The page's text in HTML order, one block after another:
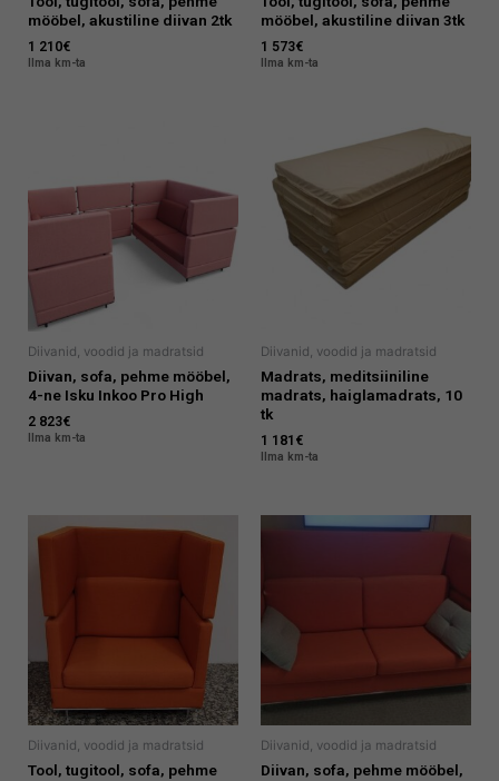
mööbel, akustiline diivan 2tk
1 210€
Ilma km-ta
mööbel, akustiline diivan 3tk
1 573€
Ilma km-ta
Diivanid, voodid ja madratsid
Diivan, sofa, pehme mööbel,
4-ne Isku Inkoo Pro High
2 823€
Ilma km-ta
Diivanid, voodid ja madratsid
Madrats, meditsiiniline
madrats, haiglamadrats, 10
tk
1 181 €
Ilma km-ta
Diivanid, voodid ja madratsid
Tool, tugitool, sofa, pehme
Diivanid, voodid ja madratsid
Diivan, sofa, pehme mööbel,